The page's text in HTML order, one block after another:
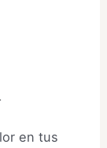
en tus